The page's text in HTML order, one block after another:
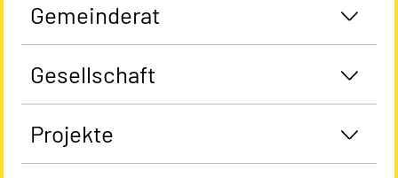
Gemeinderat
Gesellschaft
Projekte